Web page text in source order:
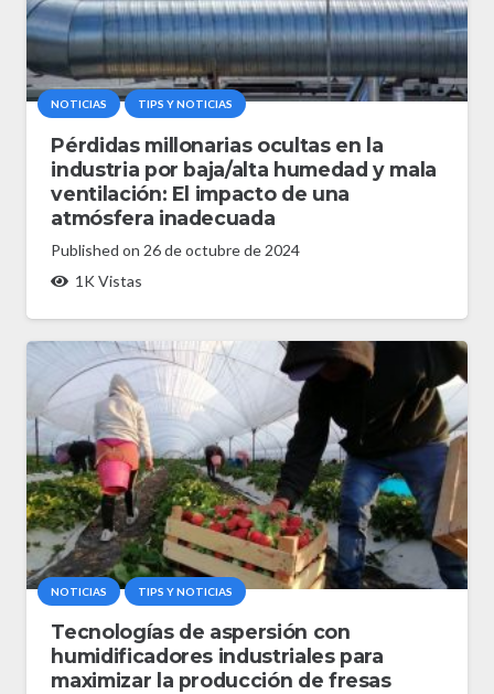
NOTICIAS TIPS Y NOTICIAS
Pérdidas millonarias ocultas en la
industria por baja/alta humedad y mala
ventilación: El impacto de una
atmósfera inadecuada
Published on26 de octubre de 2024
1KVistas
NOTICIAS TIPS Y NOTICIAS
Tecnologías de aspersión con
humidificadores industriales para
maximizar la producción de fresas